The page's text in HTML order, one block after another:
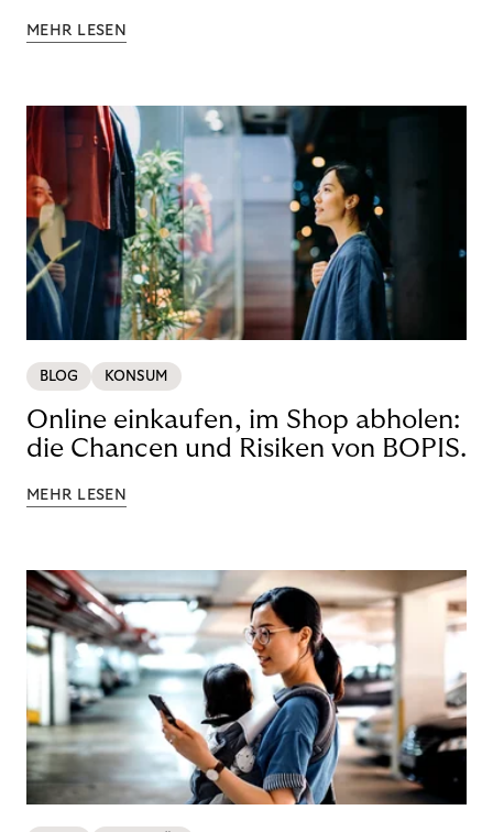
MEHR LESEN
BLOG KONSUM
Online einkaufen, im Shop abholen:
die Chancen und Risiken von BOPIS.
MEHR LESEN